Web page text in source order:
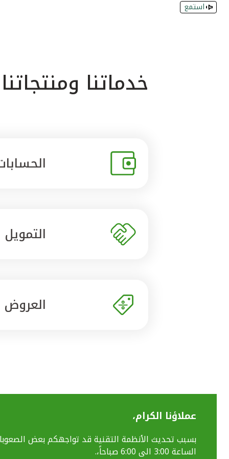
استمع
خدماتنا ومنتجاتنا
التمويل
العروض
عملاؤنا الكرام،
الساعة 3:00 الى 6:00 صباحاً،.